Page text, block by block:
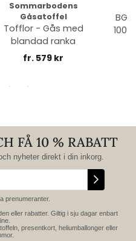
Sommarbodens
Gåsatoffel
Tofflor - Gås med
blandad ranka
fr. 579 kr
FÅ 10 % RABATT
nyheter direkt i din inkorg.
prenumeranter.
eller rabatter. Giltig i sju dagar enbart
presentkort, heliumballonger eller